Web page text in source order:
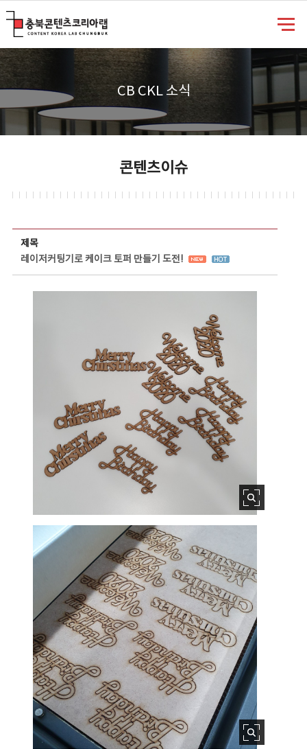
CB CKL 소식
콘텐츠이슈
제목
레이저커팅기로 케이크 토퍼 만들기 도전!